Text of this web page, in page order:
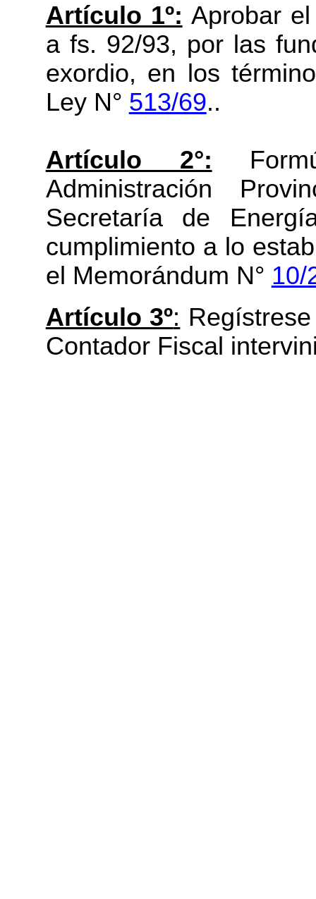
Artículo 1º: Aprobar
a fs. 92/93, por las
exordio, en los
Ley N° 513/69..
Artículo 2°:
Administración
Secretaría de
cumplimiento a lo
el Memorándum N° 10/
Artículo 3º:
Contador Fiscal